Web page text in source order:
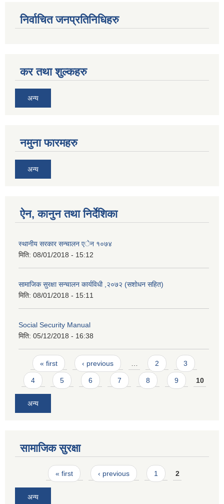
निर्वाचित जनप्रतिनिधिहरु
कर तथा शुल्कहरु
अन्य
नमुना फारमहरु
अन्य
ऐन, कानुन तथा निर्देशिका
स्थानीय सरकार सन्चालन एेन १०७४
मिति: 08/01/2018 - 15:12
सामाजिक सुरक्षा सन्चालन कार्यविधी ,२०७२ (स‌शाेधन सहित)
मिति: 08/01/2018 - 15:11
Social Security Manual
मिति: 05/12/2018 - 16:38
Pages
« first ‹ previous 2 3
4 5 6 7 8 9 10
अन्य
सामाजिक सुरक्षा
Pages« first ‹ previous 1 2
अन्य